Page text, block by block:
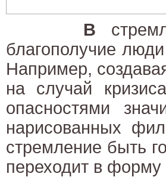
В
благополучие
Например,
на случай
опасностями
нарисованных
стремление быть
переходит в